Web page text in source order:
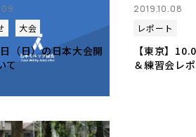
大会
（日）の日本大会開
て
2019.10.08
レポート
【東京】
＆練習会レ